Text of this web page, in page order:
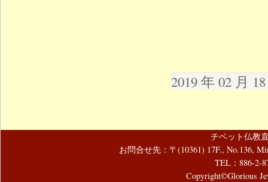
2019 年 02 月
チベット仏教
お問合せ先：〒(10361) 17F., No.136,
TEL：886-2-
Copyright©Glorious